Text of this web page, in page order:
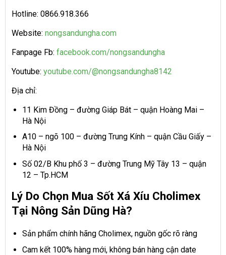
Hotline: 0866.918.366
Website: nongsandungha.com
Fanpage Fb: facebook.com/nongsandungha
Youtube: youtube.com/@nongsandungha8142
Địa chỉ:
11 Kim Đồng – đường Giáp Bát – quận Hoàng Mai –
Hà Nội
A10 – ngõ 100 – đường Trung Kính – quận Cầu Giấy –
Hà Nội
Số 02/B Khu phố 3 – đường Trung Mỹ Tây 13 – quận
12 – Tp.HCM
Lý Do Chọn Mua Sốt Xá Xíu Cholimex
Tại Nông Sản Dũng Hà?
Sản phẩm chính hãng Cholimex, nguồn gốc rõ ràng
Cam kết 100% hàng mới, không bán hàng cận date